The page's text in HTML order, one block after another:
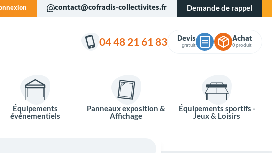
contact@cofradis-collectivites.fr Demande de rappel
04 48 21 61 83 Devis
gratuit
Achat
0 produit
Équipements
événementiels
Panneaux exposition &
Affichage
Équipements sportifs -
Jeux & Loisirs